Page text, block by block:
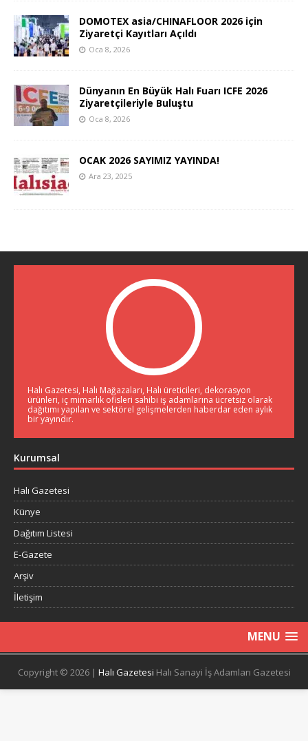
DOMOTEX asia/CHINAFLOOR 2026 için
Ziyaretçi Kayıtları Açıldı
Oca 8, 2026
Dünyanın En Büyük Halı Fuarı ICFE 2026
Ziyaretçileriyle Buluştu
Oca 8, 2026
OCAK 2026 SAYIMIZ YAYINDA!
Ara 23, 2025
Halı Gazetesi, Halı Mağazaları, Halı üreticileri, dekorasyon
ürünleri, iç mimarlık ofisleri sahibi iş adamlarına ücretsiz olarak
dağıtımı yapılan ve sektörel gelişmelerden haberdar eden aylık
bir yayındır.
Kurumsal
Halı Gazetesi
Künye
Dağıtım Listesi
E-Gazete
Arşiv
İletişim
MENU
Copyright © 2026 | Halı Gazetesi Halı Sanayi İş Adamları Gazetesi